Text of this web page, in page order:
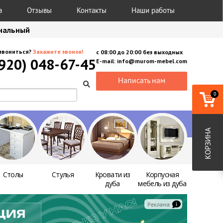
Отзывы Контакты Наши работы
с 08:00 до 20:00 без выходных
E-mail: info@murom-mebel.com
Написать нам
Закажите звонок!
048-67-45
Столы Стулья
Кровати из
дуба
Корпусная
мебель из дуба
Реклама
0
КОРЗИНА